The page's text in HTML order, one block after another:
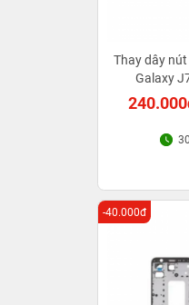
Thay dây
Galaxy
-40.000đ